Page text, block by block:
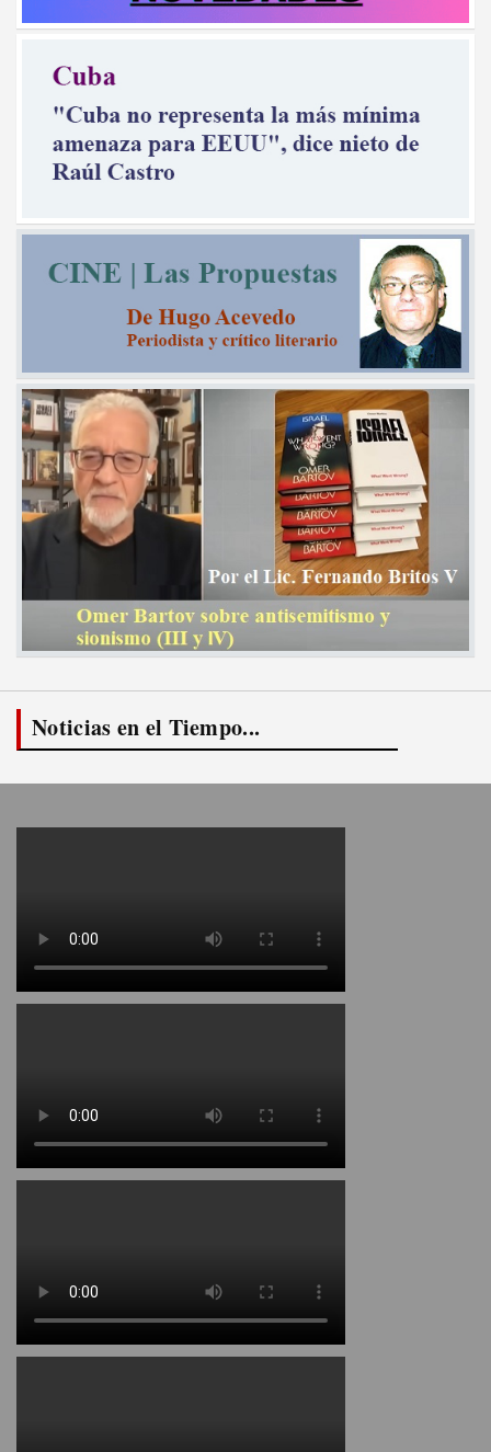
Noticias en el Tiempo...